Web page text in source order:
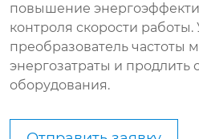
повышение
контроля скорости работы.
преобразователь частоты
энергозатраты и продлить
оборудования.